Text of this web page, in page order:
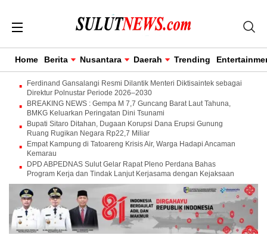
Home Berita Nusantara Daerah Trending
Ferdinand Gansalangi Resmi Dilantik Menteri Diktisaintek sebagai
Direktur Polnustar Periode 2026–2030
BREAKING NEWS : Gempa M 7,7 Guncang Barat Laut Tahuna,
BMKG Keluarkan Peringatan Dini Tsunami
Bupati Sitaro Ditahan, Dugaan Korupsi Dana Erupsi Gunung
Ruang Rugikan Negara Rp22,7 Miliar
Empat Kampung di Tatoareng Krisis Air, Warga Hadapi Ancaman
Kemarau
DPD ABPEDNAS Sulut Gelar Rapat Pleno Perdana Bahas
Program Kerja dan Tindak Lanjut Kerjasama dengan Kejaksaan